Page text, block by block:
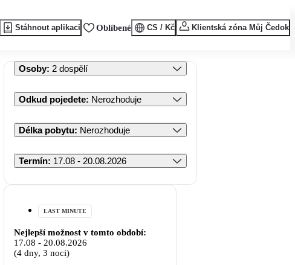
Stáhnout aplikaci Oblíbené CS / Kč Klientská zóna Můj Čedok
Osoby: 2 dospělí
Odkud pojedete: Nerozhoduje
Délka pobytu: Nerozhoduje
Termín: 17.08 - 20.08.2026
LAST MINUTE
Nejlepší možnost v tomto období:
17.08 - 20.08.2026
(4 dny, 3 noci)